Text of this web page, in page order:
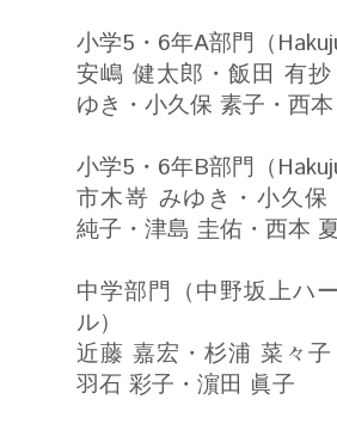
小学5・6年A部門（
安嶋 健太郎・飯田 有
ゆき・小久保 素子・西
小学5・6年B部門（
市木嵜 みゆき・小久
純子・津島 圭佑・西本
中学部門（中野坂上ハ
ル）
近藤 嘉宏・杉浦 菜々子
羽石 彩子・濵田 眞子